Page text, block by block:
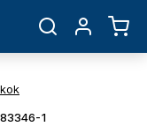
1